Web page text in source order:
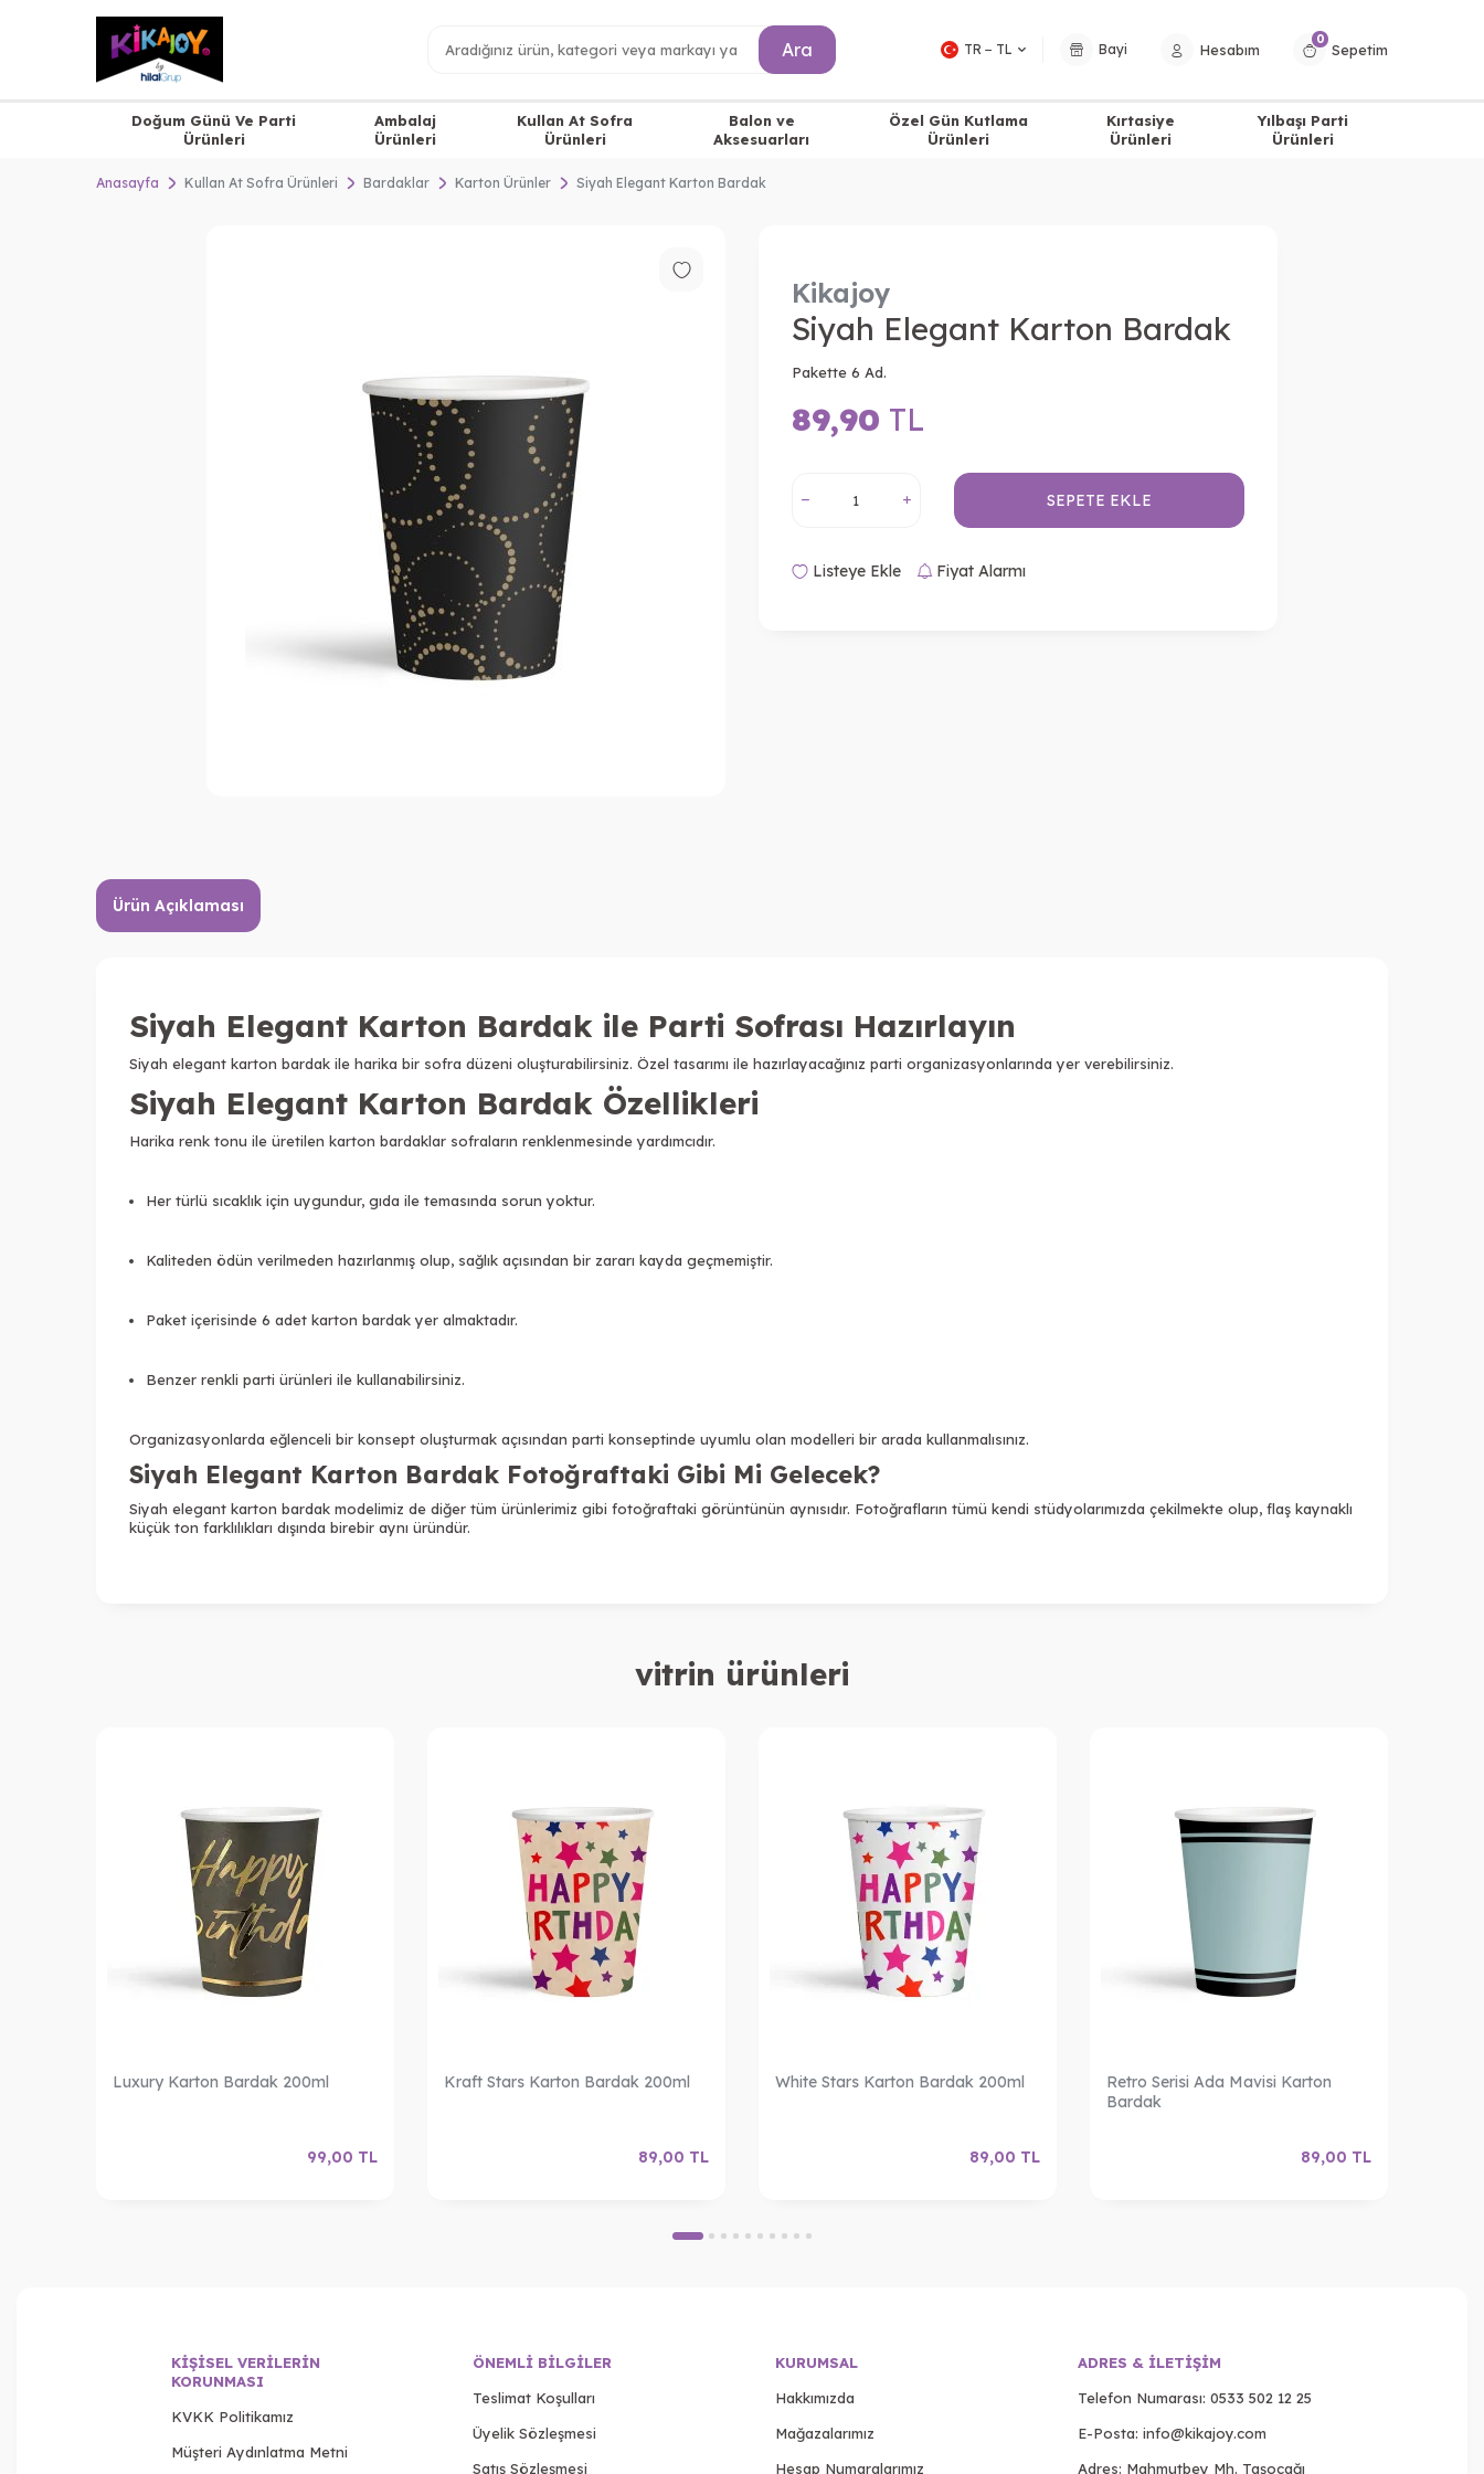
Ara TR − TL Bayi Hesabım
0
Sepetim
Doğum Günü Ve Parti
Ürünleri
Ambalaj
Ürünleri
Kullan At Sofra
Ürünleri
Balon ve
Aksesuarları
Özel Gün Kutlama
Ürünleri
Kırtasiye
Ürünleri
Yılbaşı Parti
Ürünleri
Anasayfa Kullan At Sofra Ürünleri Bardaklar Karton Ürünler Siyah Elegant Karton Bardak
Kikajoy
Siyah Elegant Karton Bardak
Pakette 6 Ad.
89,90 TL
SEPETE EKLE
Listeye Ekle Fiyat Alarmı
Ürün Açıklaması
Siyah Elegant Karton Bardak ile Parti Sofrası Hazırlayın
Siyah elegant karton bardak ile harika bir sofra düzeni oluşturabilirsiniz. Özel tasarımı ile hazırlayacağınız parti organizasyonlarında yer verebilirsiniz.
Siyah Elegant Karton Bardak Özellikleri
Harika renk tonu ile üretilen karton bardaklar sofraların renklenmesinde yardımcıdır.
Her türlü sıcaklık için uygundur, gıda ile temasında sorun yoktur.
Kaliteden ödün verilmeden hazırlanmış olup, sağlık açısından bir zararı kayda geçmemiştir.
Paket içerisinde 6 adet karton bardak yer almaktadır.
Benzer renkli parti ürünleri ile kullanabilirsiniz.
Organizasyonlarda eğlenceli bir konsept oluşturmak açısından parti konseptinde uyumlu olan modelleri bir arada kullanmalısınız.
Siyah Elegant Karton Bardak Fotoğraftaki Gibi Mi Gelecek?
Siyah elegant karton bardak modelimiz de diğer tüm ürünlerimiz gibi fotoğraftaki görüntünün aynısıdır. Fotoğrafların tümü kendi stüdyolarımızda çekilmekte olup, flaş kaynaklı
küçük ton farklılıkları dışında birebir aynı üründür.
vitrin ürünleri
Luxury Karton Bardak 200ml
99,00 TL
Kraft Stars Karton Bardak 200ml
89,00 TL
White Stars Karton Bardak 200ml
89,00 TL
Retro Serisi Ada Mavisi Karton
Bardak
89,00 TL
KIŞISEL VERILERIN
KORUNMASI
KVKK Politikamız
Müşteri Aydınlatma Metni
ÖNEMLI BILGILER
Teslimat Koşulları
Üyelik Sözleşmesi
Satış Sözleşmesi
KURUMSAL
Hakkımızda
Mağazalarımız
Hesap Numaralarımız
ADRES & İLETIŞIM
Telefon Numarası: 0533 502 12 25
E-Posta: info@kikajoy.com
Adres: Mahmutbey Mh. Taşocağı